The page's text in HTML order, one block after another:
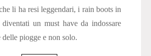
li ha resi leggendari, i rain boots in
diventati un must have da indossare
delle piogge e non solo.